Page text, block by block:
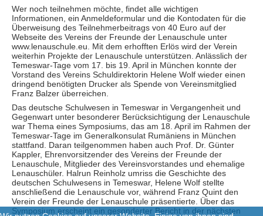
Wer noch teilnehmen möchte, findet alle wichtigen
Informationen, ein Anmeldeformular und die Kontodaten für die
Überweisung des Teilnehmerbeitrags von 40 Euro auf der
Webseite des Vereins der Freunde der Lenauschule unter
www.lenauschule.eu. Mit dem erhofften Erlös wird der Verein
weiterhin Projekte der Lenauschule unterstützen. Anlässlich der
Temeswar-Tage vom 17. bis 19. April in München konnte der
Vorstand des Vereins Schuldirektorin Helene Wolf wieder einen
dringend benötigten Drucker als Spende von Vereinsmitglied
Franz Balzer überreichen.
Das deutsche Schulwesen in Temeswar in Vergangenheit und
Gegenwart unter besonderer Berücksichtigung der Lenauschule
war Thema eines Symposiums, das am 18. April im Rahmen der
Temeswar-Tage im Generalkonsulat Rumäniens in München
stattfand. Daran teilgenommen haben auch Prof. Dr. Günter
Kappler, Ehrenvorsitzender des Vereins der Freunde der
Lenauschule, Mitglieder des Vereinsvorstandes und ehemalige
Lenauschüler. Halrun Reinholz umriss die Geschichte des
deutschen Schulwesens in Temeswar, Helene Wolf stellte
anschließend die Lenauschule vor, während Franz Quint den
Verein der Freunde der Lenauschule präsentierte. Über das
Symposium erscheint ein gesonderter Bericht in der nächsten